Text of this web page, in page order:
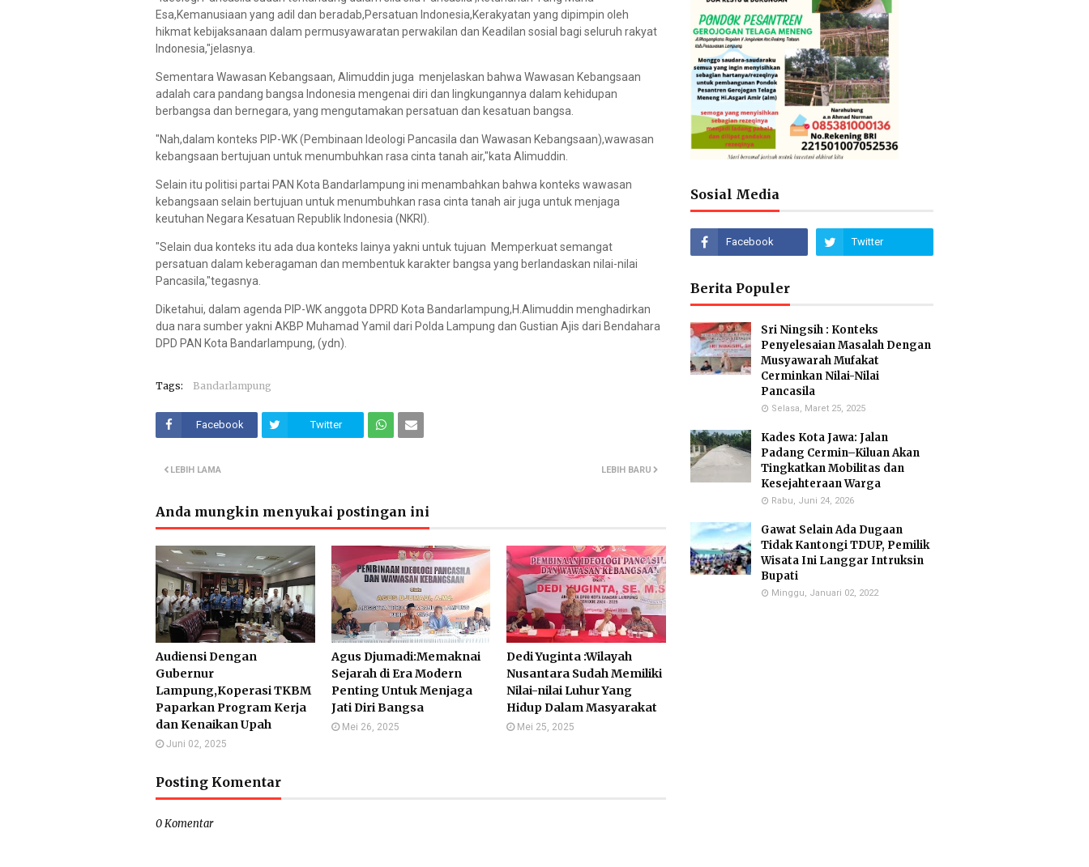
Esa,Kemanusiaan yang adil dan beradab,Persatuan Indonesia,Kerakyatan yang dipimpin oleh
hikmat kebijaksanaan dalam permusyawaratan perwakilan dan Keadilan sosial bagi seluruh rakyat
Indonesia,"jelasnya.
Sementara Wawasan Kebangsaan, Alimuddin juga menjelaskan bahwa Wawasan Kebangsaan
adalah cara pandang bangsa Indonesia mengenai diri dan lingkungannya dalam kehidupan
berbangsa dan bernegara, yang mengutamakan persatuan dan kesatuan bangsa.
"Nah,dalam konteks PIP-WK (Pembinaan Ideologi Pancasila dan Wawasan Kebangsaan),wawasan
kebangsaan bertujuan untuk menumbuhkan rasa cinta tanah air,"kata Alimuddin.
Selain itu politisi partai PAN Kota Bandarlampung ini menambahkan bahwa konteks wawasan
kebangsaan selain bertujuan untuk menumbuhkan rasa cinta tanah air juga untuk menjaga
keutuhan Negara Kesatuan Republik Indonesia (NKRI).
"Selain dua konteks itu ada dua konteks lainya yakni untuk tujuan Memperkuat semangat
persatuan dalam keberagaman dan membentuk karakter bangsa yang berlandaskan nilai-nilai
Pancasila,"tegasnya.
Diketahui, dalam agenda PIP-WK anggota DPRD Kota Bandarlampung,H.Alimuddin menghadirkan
dua nara sumber yakni AKBP Muhamad Yamil dari Polda Lampung dan Gustian Ajis dari Bendahara
DPD PAN Kota Bandarlampung, (ydn).
Tags: Bandarlampung
Facebook Twitter
LEBIH BARU
LEBIH LAMA
Anda mungkin menyukai postingan ini
Audiensi Dengan
Gubernur
Lampung,Koperasi TKBM
Paparkan Program Kerja
dan Kenaikan Upah
Juni 02, 2025
Agus Djumadi:Memaknai
Sejarah di Era Modern
Penting Untuk Menjaga
Jati Diri Bangsa
Mei 26, 2025
Dedi Yuginta :Wilayah
Nusantara Sudah Memiliki
Nilai-nilai Luhur Yang
Hidup Dalam Masyarakat
Mei 25, 2025
Posting Komentar
0 Komentar
Sosial Media
Berita Populer
Sri Ningsih : Konteks
Penyelesaian Masalah Dengan
Musyawarah Mufakat
Cerminkan Nilai-Nilai
Pancasila
Selasa, Maret 25, 2025
Kades Kota Jawa: Jalan
Padang Cermin–Kiluan Akan
Tingkatkan Mobilitas dan
Kesejahteraan Warga
Rabu, Juni 24, 2026
Gawat Selain Ada Dugaan
Tidak Kantongi TDUP, Pemilik
Wisata Ini Langgar Intruksin
Bupati
Minggu, Januari 02, 2022